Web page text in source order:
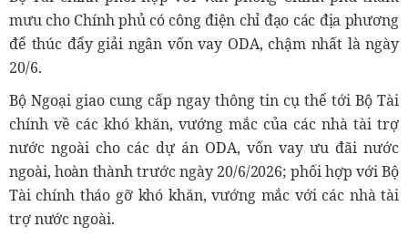
mưu cho Chính phủ có công điện chỉ đạo các địa phương
để thúc đẩy giải ngân vốn vay ODA, chậm nhất là ngày
20/6.
Bộ Ngoại giao cung cấp ngay thông tin cụ thể tới Bộ Tài
chính về các khó khăn, vướng mắc của các nhà tài trợ
nước ngoài cho các dự án ODA, vốn vay ưu đãi nước
ngoài, hoàn thành trước ngày 20/6/2026; phối hợp với Bộ
Tài chính tháo gỡ khó khăn, vướng mắc với các nhà tài
trợ nước ngoài.